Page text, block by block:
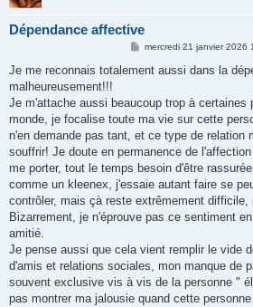
Dépendance affective
M
s
g
mercredi 21 janvier 2026
Je me reconnais totalement aussi dans la
malheureusement!!!
Je m'attache aussi beaucoup trop à certaines
monde, je focalise toute ma vie sur cette
n'en demande pas tant, et ce type de relation
souffrir! Je doute en permanence de
me porter, tout le temps besoin d'être
comme un kleenex, j'essaie autant faire se
contrôler, mais çà reste extrêmement difficile,
Bizarrement, je n'éprouve pas ce sentiment
amitié.
Je pense aussi que cela vient remplir le vide
d'amis et relations sociales, mon manque de
souvent exclusive vis à vis de la personne "
pas montrer ma jalousie quand cette